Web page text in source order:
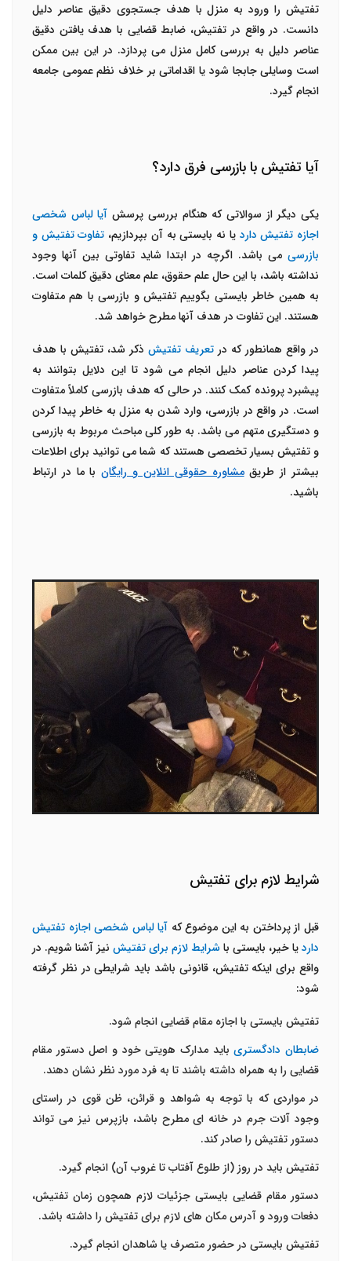
تفتیش را ورود به منزل با هدف جستجوی دقیق عناصر دلیل
دانست. در واقع در تفتیش، ضابط قضایی با هدف یافتن دقیق
عناصر دلیل به بررسی کامل منزل می پردازد. در این بین ممکن
است وسایلی جابجا شود یا اقداماتی بر خلاف نظم عمومی جامعه
انجام گیرد.
آیا تفتیش با بازرسی فرق دارد؟
یکی دیگر از سوالاتی که هنگام بررسی پرسش آیا لباس شخصی
اجازه تفتیش دارد یا نه بایستی به آن بپردازیم، تفاوت تفتیش و
بازرسی می باشد. اگرچه در ابتدا شاید تفاوتی بین آنها وجود
نداشته باشد، با این حال علم حقوق، علم معنای دقیق کلمات است.
به همین خاطر بایستی بگوییم تفتیش و بازرسی با هم متفاوت
هستند. این تفاوت در هدف آنها مطرح خواهد شد.
در واقع همانطور که در تعریف تفتیش ذکر شد، تفتیش با هدف
پیدا کردن عناصر دلیل انجام می شود تا این دلایل بتوانند به
پیشبرد پرونده کمک کنند. در حالی که هدف بازرسی کاملاً متفاوت
است. در واقع در بازرسی، وارد شدن به منزل به خاطر پیدا کردن
و دستگیری متهم می باشد. به طور کلی مباحث مربوط به بازرسی
و تفتیش بسیار تخصصی هستند که شما می توانید برای اطلاعات
بیشتر از طریقمشاوره حقوقی انلاین و رایگانبا ما در ارتباط
باشید.
شرایط لازم برای تفتیش
قبل از پرداختن به این موضوع که آیا لباس شخصی اجازه تفتیش
داردیا خیر، بایستی باشرایط لازم برای تفتیش نیز آشنا شویم. در
واقع برای اینکه تفتیش، قانونی باشد باید شرایطی در نظر گرفته
شود:
تفتیش بایستی با اجازه مقام قضایی انجام شود.
ضابطان دادگستری باید مدارک هویتی خود و اصل دستور مقام
قضایی را به همراه داشته باشند تا به فرد مورد نظر نشان دهند.
در مواردی که با توجه به شواهد و قرائن، ظن قوی در راستای
وجود آلات جرم در خانه ای مطرح باشد، بازپرس نیز می تواند
دستور تفتیش را صادر کند.
تفتیش باید در روز (از طلوع آفتاب تا غروب آن) انجام گیرد.
دستور مقام قضایی بایستی جزئیات لازم همچون زمان تفتیش،
دفعات ورود و آدرس مکان های لازم برای تفتیش را داشته باشد.
تفتیش بایستی در حضور متصرف یا شاهدان انجام گیرد.